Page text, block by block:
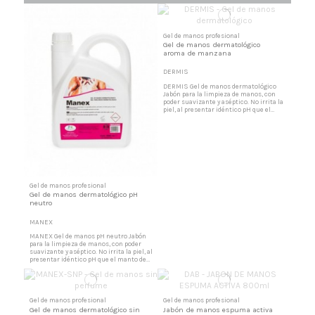
actuación acaba con el
Gel de manos profesional
Gel de manos dermatológico pH
neutro
MANEX
MANEX Gel de manos pH neutro Jabón
para la limpieza de manos, con poder
suavizante y aséptico. No irrita la piel, al
presentar idéntico pH que el manto de
suciedades. Formación de espuma
estabilizada pero fácilmente es
eliminada por simple aclarado. Jabón de
manos perfumado No corroe los
dosificadores empleados...
Gel de manos profesional
Gel de manos dermatológico
aroma de manzana
DERMIS
DERMIS Gel de manos dermatológico
Jabón para la limpieza de manos, con
poder suavizante y aséptico. No irrita la
piel, al presentar idéntico pH que el
Gel de manos profesional
Gel de manos dermatológico sin
Gel de manos profesional
Jabón de manos espuma activa